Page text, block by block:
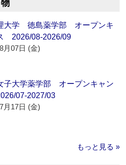
大学 徳島薬学部 オープンキ
2026/08-2026/09
月07日 (金)
子大学薬学部 オープンキャン
07-2027/03
月17日 (金)
もっと見る »